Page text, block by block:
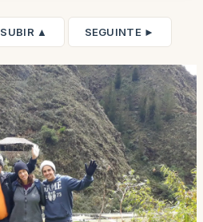
SUBIR ▲ SEGUINTE ►